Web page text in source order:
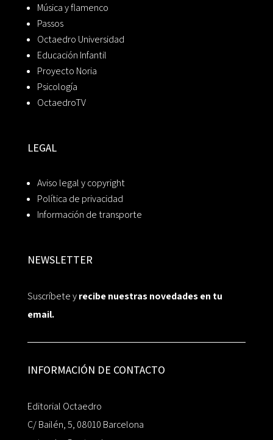
Música y flamenco
Passos
Octaedro Universidad
Educación Infantil
Proyecto Noria
Psicología
OctaedroTV
LEGAL
Aviso legal y copyright
Política de privacidad
Información de transporte
NEWSLETTER
Suscríbete yrecibe nuestras novedades en tu
email.
INFORMACIÓN DE CONTACTO
Editorial Octaedro
C/ Bailén, 5, 08010 Barcelona